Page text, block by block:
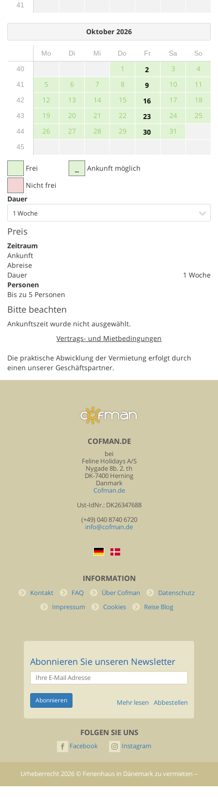
41
Oktober 2026
Mo Di Mi Do Fr Sa
So
40
1 2 3 4
41 5 6 7 8 9 10 11
42 12 13 14 15 16 17 18
43 19 20 21 22 23 24 25
44 26 27 28 29 30 31
45
Frei
Nicht frei
Ankunft möglich
Dauer
1 Woche
Preis
Zeitraum
Ankunft
Abreise
Dauer
1 Woche
Personen
Bis zu 5 Personen
Bitte beachten
Ankunftszeit wurde nicht ausgewählt.
Vertrags- und Mietbedingungen
Die praktische Abwicklung der Vermietung erfolgt durch
einen unserer Geschäftspartner.
COFMAN.DE
bei
Feline Holidays A/S
Nygade 8b. 2. th
DK-7400 Herning
Danmark
Cofman.de
Ust-IdNr.: DK26347688
(+49) 040 8740 6720
info@cofman.de
INFORMATION
Kontakt FAQ Über Cofman
Datenschutz
Impressum
Cookies Reise Blog
Abonnieren Sie unseren Newsletter
Abbestellen
Mehr lesen
FOLGEN SIE UNS
Facebook Instagram
Urheberrecht2026© Ferienhaus in Dänemark zu vermieten –